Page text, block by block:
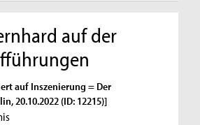
auf der
auf Inszenierung = Der
20.10.2022 (ID: 12215)]